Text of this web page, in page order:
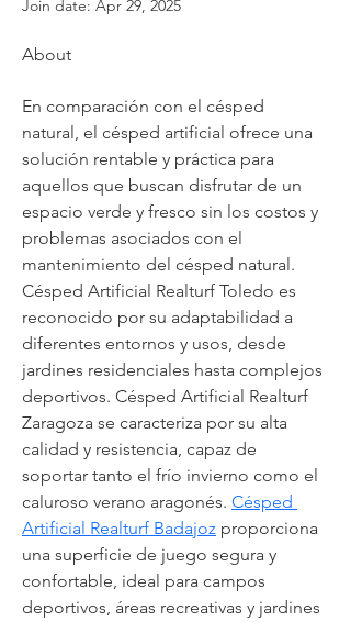
Join date: Apr 29, 2025
About
En comparación con el césped
natural, el césped artificial ofrece una
solución rentable y práctica para
aquellos que buscan disfrutar de un
espacio verde y fresco sin los costos y
problemas asociados con el
mantenimiento del césped natural.
Césped Artificial Realturf Toledo es
reconocido por su adaptabilidad a
diferentes entornos y usos, desde
jardines residenciales hasta complejos
deportivos. Césped Artificial Realturf
Zaragoza se caracteriza por su alta
calidad y resistencia, capaz de
soportar tanto el frío invierno como el
caluroso verano aragonés. Césped
Artificial Realturf Badajoz proporciona
una superficie de juego segura y
confortable, ideal para campos
deportivos, áreas recreativas y jardines